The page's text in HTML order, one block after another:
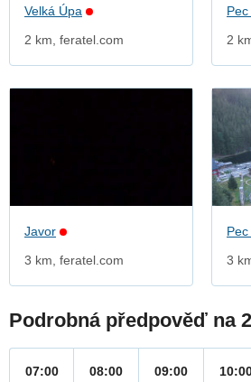
Velká Úpa
2 km, feratel.com
2
Javor
3 km, feratel.com
3
Podrobná předpověď na
07:00 08:00 09:00